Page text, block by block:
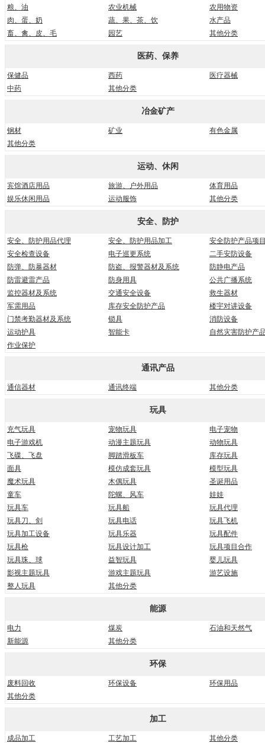
粮、油 农业机械
农用物资
肉、蛋、奶
蔬、果、茶、饮
水产品
畜、禽、皮、毛
园艺 其他分类
医药、保养
保健品 西药
医疗器械
中药
其他分类
冶金矿产
钢材 矿业
有色金属
其他分类
运动、休闲
宾馆酒店用品 旅游、户外用品
体育用品
娱乐休闲用品
运动服饰 其他分类
安全、防护
安全、防护用品代理 安全、防护用品加工
安全防护产品项
安全检查设备
电子巡更系统
二手安防设备
防弹、防暴器材
防盗、报警器材及系统
防静电产品
防雷避雷产品
防身用具
公共广播系统
监控器材及系统
交通安全设备
救生器材
军需用品
库存安全防护产品
楼宇对讲设备
门禁考勤器材及系统
锁具
消防设备
运动护具
智能卡
自然灾害防护产
作业保护
通讯产品
通信器材 通讯终端 其他分类
玩具
充气玩具 宠物玩具
电子宠物
电子游戏机
动漫主题玩具
动物玩具
飞碟、飞盘
脚踏滑板车
库存玩具
面具
模仿成套玩具
模型玩具
魔术玩具
木偶玩具
圣诞用品
童车
陀螺、风车
娃娃
玩具车
玩具船
玩具代理
玩具刀、剑
玩具电话
玩具飞机
玩具加工设备
玩具乐器
玩具配件
玩具枪
玩具设计加工
玩具项目合作
玩具珠、球
益智玩具
婴儿玩具
影视主题玩具
游戏主题玩具
游艺设施
整人玩具
其他分类
能源
电力 煤炭
石油和天然气
新能源
其他分类
环保
废料回收 环保设备
环保用品
其他分类
加工
成品加工 工艺加工 其他分类